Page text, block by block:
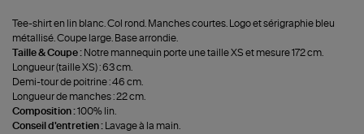
Tee-shirt en lin blanc. Col rond. Manches courtes. Logo et sérigraphie bleu
métallisé. Coupe large. Base arrondie.
Taille & Coupe : Notre mannequin porte une taille XS et mesure 172 cm.
Longueur (taille XS) : 63 cm.
Demi-tour de poitrine : 46 cm.
Longueur de manches : 22 cm.
Composition :100% lin.
Conseil d'entretien :
Lavage à la main.